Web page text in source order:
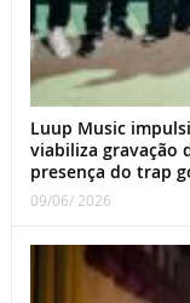
Luup Music
viabiliza gravação
presença do trap
09/06/ 2026